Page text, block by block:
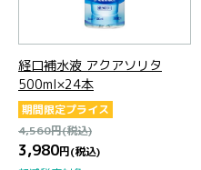
経口補水液 アクアソリタ
500ml×24本
期間限定プライス
4,560円(税込)
3,980円(税込)